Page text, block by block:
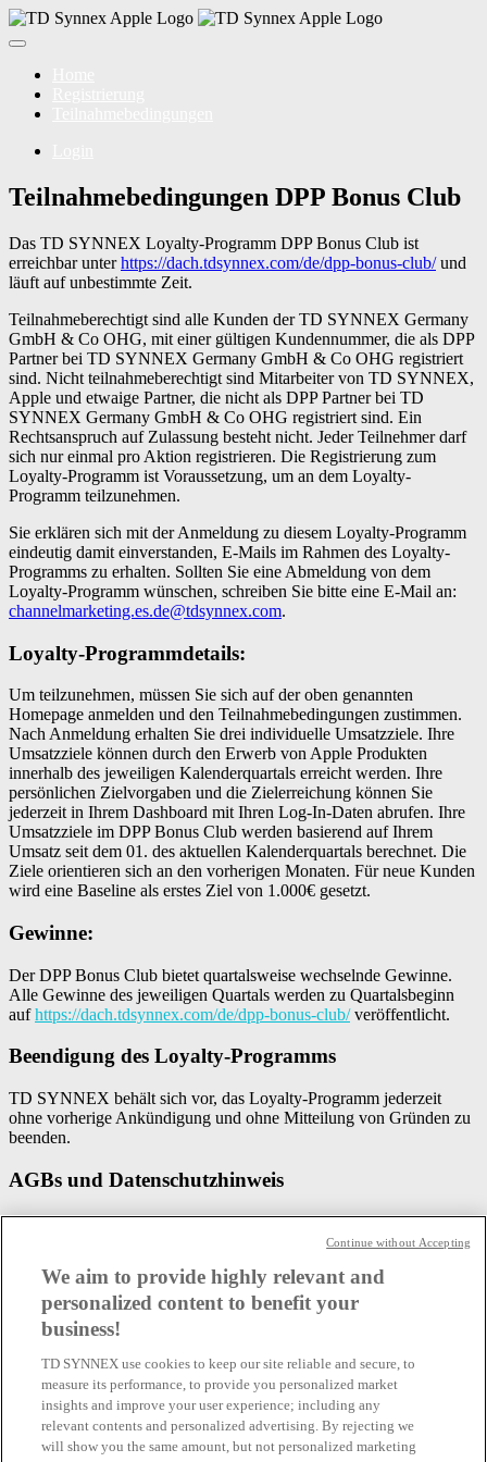
Teilnahmebedingungen DPP Bonus Club
Das TD SYNNEX Loyalty-Programm DPP Bonus Club ist
erreichbar unterhttps://dach.tdsynnex.com/de/dpp-bonus-club/und
läuft auf unbestimmte Zeit.
Teilnahmeberechtigt sind alle Kunden der TD SYNNEX Germany
GmbH & Co OHG, mit einer gültigen Kundennummer, die als DPP
Partner bei TD SYNNEX Germany GmbH & Co OHG registriert
sind. Nicht teilnahmeberechtigt sind Mitarbeiter von TD SYNNEX,
Apple und etwaige Partner, die nicht als DPP Partner bei TD
SYNNEX Germany GmbH & Co OHG registriert sind. Ein
Rechtsanspruch auf Zulassung besteht nicht. Jeder Teilnehmer darf
sich nur einmal pro Aktion registrieren. Die Registrierung zum
Loyalty-Programm ist Voraussetzung, um an dem Loyalty-
Programm teilzunehmen.
Sie erklären sich mit der Anmeldung zu diesem Loyalty-Programm
eindeutig damit einverstanden, E-Mails im Rahmen des Loyalty-
Programms zu erhalten. Sollten Sie eine Abmeldung von dem
Loyalty-Programm wünschen, schreiben Sie bitte eine E-Mail an:
channelmarketing.es.de@tdsynnex.com.
Loyalty-Programmdetails:
Um teilzunehmen, müssen Sie sich auf der oben genannten
Homepage anmelden und den Teilnahmebedingungen zustimmen.
Nach Anmeldung erhalten Sie drei individuelle Umsatzziele. Ihre
Umsatzziele können durch den Erwerb von Apple Produkten
innerhalb des jeweiligen Kalenderquartals erreicht werden. Ihre
persönlichen Zielvorgaben und die Zielerreichung können Sie
jederzeit in Ihrem Dashboard mit Ihren Log-In-Daten abrufen. Ihre
Umsatzziele im DPP Bonus Club werden basierend auf Ihrem
Umsatz seit dem 01. des aktuellen Kalenderquartals berechnet. Die
Ziele orientieren sich an den vorherigen Monaten. Für neue Kunden
wird eine Baseline als erstes Ziel von 1.000€ gesetzt.
Gewinne:
Der DPP Bonus Club bietet quartalsweise wechselnde Gewinne.
Alle Gewinne des jeweiligen Quartals werden zu Quartalsbeginn
aufhttps://dach.tdsynnex.com/de/dpp-bonus-club/veröffentlicht.
Beendigung des Loyalty-Programms
TD SYNNEX behält sich vor, das Loyalty-Programm jederzeit
ohne vorherige Ankündigung und ohne Mitteilung von Gründen zu
beenden.
AGBs und Datenschutzhinweis
Soweit in diesen Teilnahmebedingungen nichts Abweichendes
Wenn Sie etwas darüber erfahren wollen, wie die TD SYNNEX
Germany GmbH & Co. OHG im Zusammenhang mit diesem
Marcom Service Ihre Daten verarbeitet, informieren Sie sich in
unserenDatenschutzhinweisen Marcom Services.
Es wird darauf hingewiesen, dass die vorgenannten Gewinne
Einkünfte/Zuwendungen darstellen und entsprechend der
Pauschalierungsregelung des § 37b EStG von TD SYNNEX
versteuert werden. Der Gewinner muss daher die erhaltenen
Gewinne nicht noch einmal versteuern. Es wird empfohlen, Ihren
We aim to provide highly relevant and
personalized content to benefit your
business!
TD SYNNEX use cookies to keep our site reliable and secure, to
measure its performance, to provide you personalized market
insights and improve your user experience; including any
relevant contents and personalized advertising. By rejecting we
will show you the same amount, but not personalized marketing
Continue without Accepting